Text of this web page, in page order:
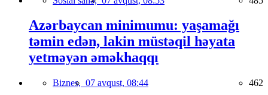
Azərbaycan minimumu: yaşamağı
təmin edən, lakin müstəqil həyata
yetməyən əməkhaqqı
Biznes, 07 avqust, 08:44 462